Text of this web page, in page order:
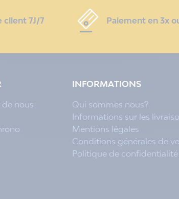
client 7J/7 Paiement en 3x
nous
INFORMATIONS
Qui sommes nous?
Informations sur les
Mentions légales
Conditions générales de
Politique de confidentialité